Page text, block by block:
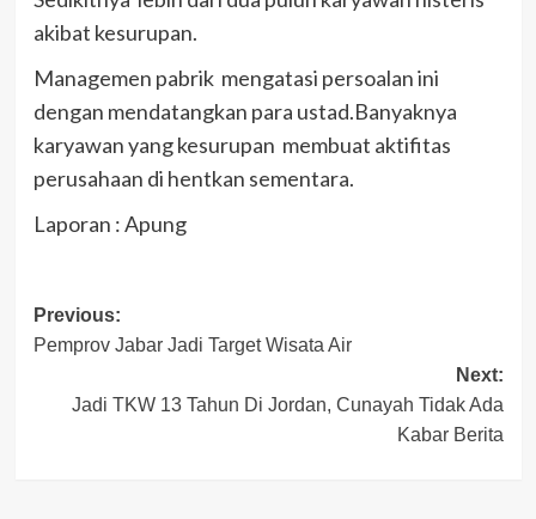
akibat kesurupan.
Managemen pabrik mengatasi persoalan ini
dengan mendatangkan para ustad.Banyaknya
karyawan yang kesurupan membuat aktifitas
perusahaan di hentkan sementara.
Laporan : Apung
Post
navigation
Previous:
Pemprov Jabar Jadi Target Wisata Air
Next:
Jadi TKW 13 Tahun Di Jordan, Cunayah Tidak Ada
Kabar Berita